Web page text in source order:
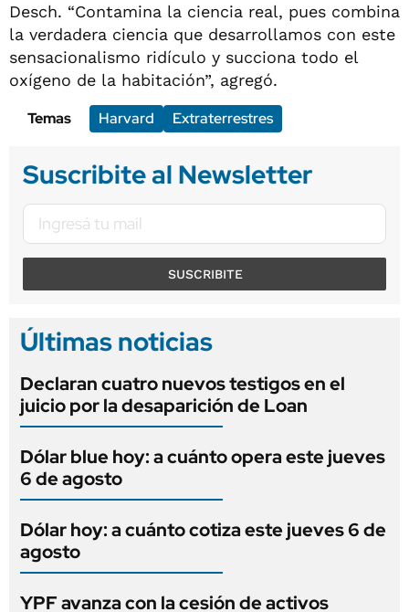
Desch. “Contamina la ciencia real, pues combina
la verdadera ciencia que desarrollamos con este
sensacionalismo ridículo y succiona todo el
oxígeno de la habitación”, agregó.
Temas
Harvard Extraterrestres
Suscribite al Newsletter
SUSCRIBITE
Últimas noticias
Declaran cuatro nuevos testigos en el
juicio por la desaparición de Loan
Dólar blue hoy: a cuánto opera este jueves
6 de agosto
Dólar hoy: a cuánto cotiza este jueves 6 de
agosto
YPF avanza con la cesión de activos